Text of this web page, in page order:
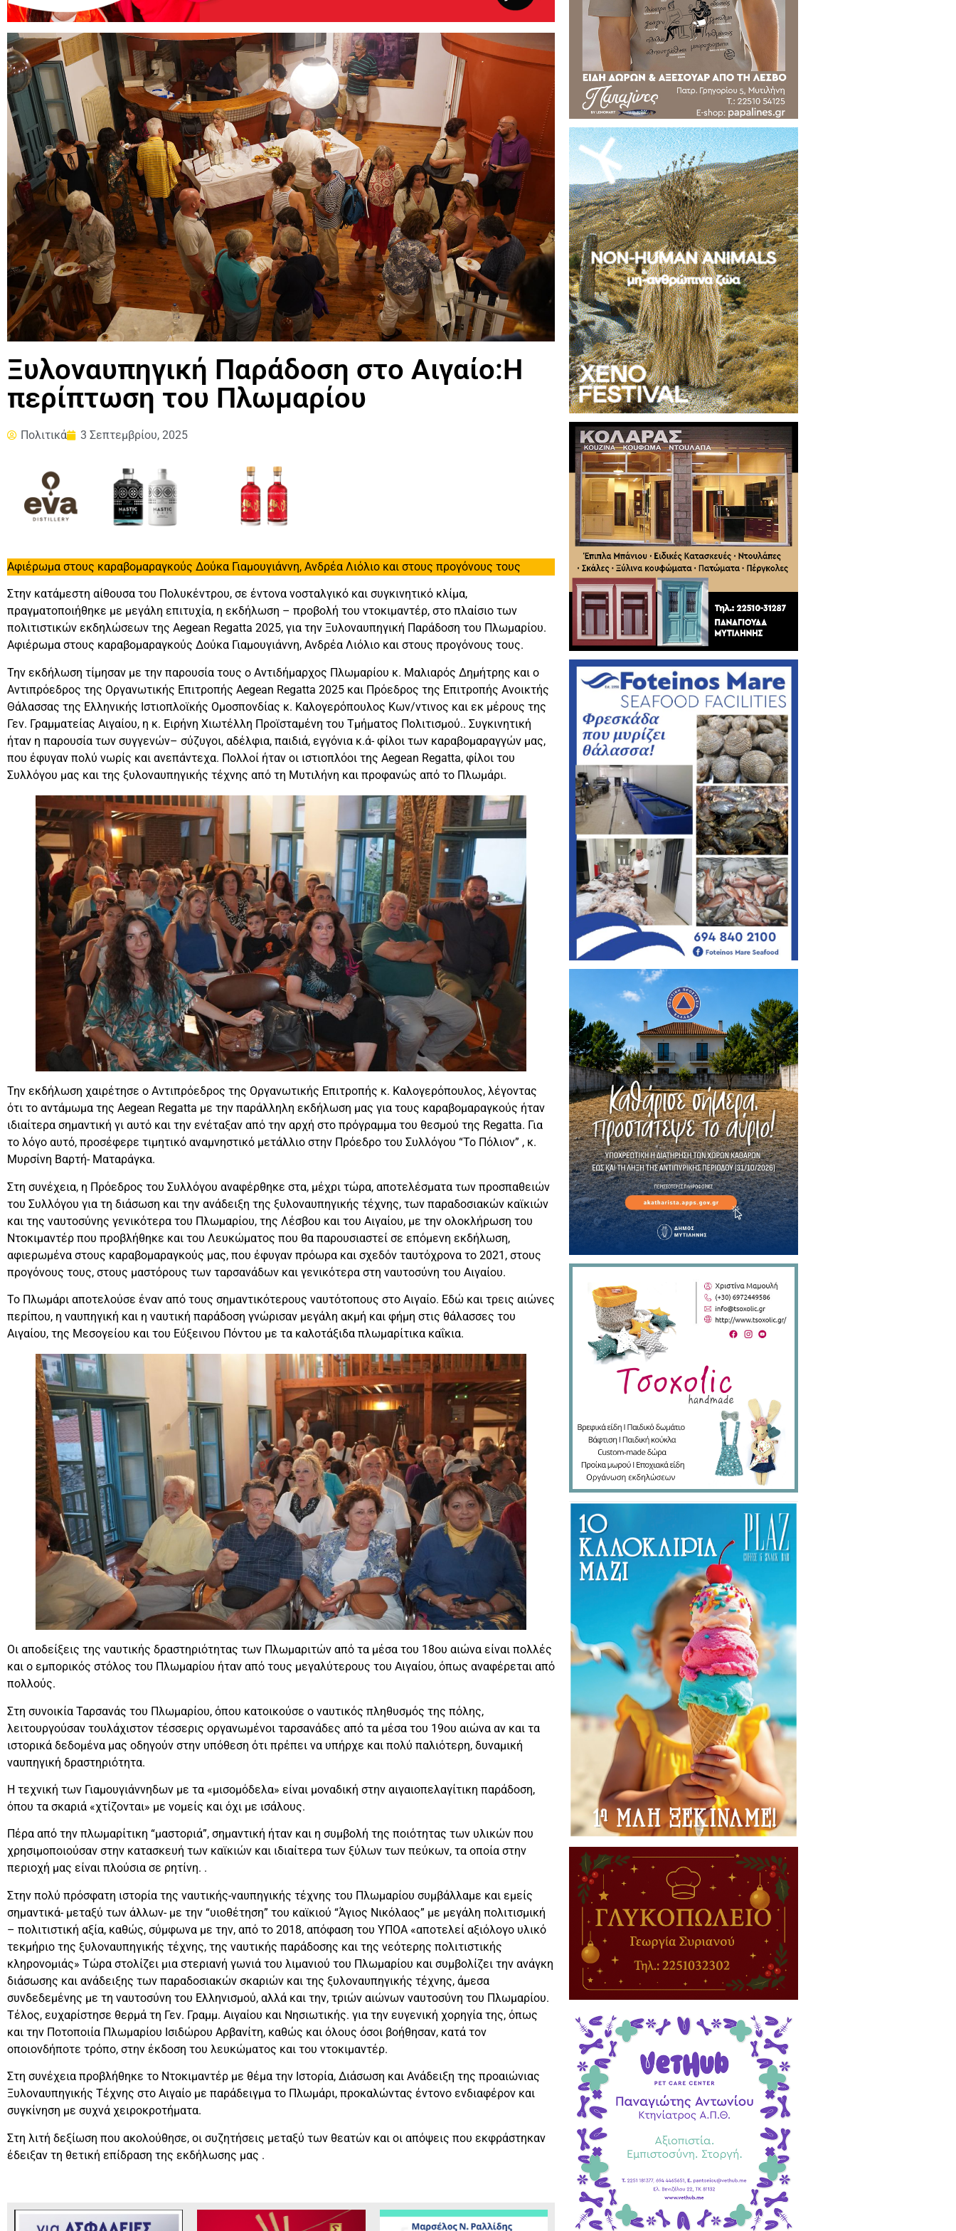
Ξυλοναυπηγική Παράδοση στο Αιγαίο:Η
περίπτωση του Πλωμαρίου
Πολιτικά 3 Σεπτεμβρίου, 2025
Αφιέρωμα στους καραβομαραγκούς Δούκα Γιαμουγιάννη, Ανδρέα Λιόλιο και στους προγόνους τους
Στην κατάμεστη αίθουσα του Πολυκέντρου, σε έντονα νοσταλγικό και συγκινητικό κλίμα,
πραγματοποιήθηκε με μεγάλη επιτυχία, η εκδήλωση – προβολή του ντοκιμαντέρ, στο πλαίσιο των
πολιτιστικών εκδηλώσεων της Aegean Regatta 2025, για την Ξυλοναυπηγική Παράδοση του Πλωμαρίου.
Αφιέρωμα στους καραβομαραγκούς Δούκα Γιαμουγιάννη, Ανδρέα Λιόλιο και στους προγόνους τους.
Την εκδήλωση τίμησαν με την παρουσία τους ο Αντιδήμαρχος Πλωμαρίου κ. Μαλιαρός Δημήτρης και ο
Αντιπρόεδρος της Οργανωτικής Επιτροπής Aegean Regatta 2025 και Πρόεδρος της Επιτροπής Ανοικτής
Θάλασσας της Ελληνικής Ιστιοπλοϊκής Ομοσπονδίας κ. Καλογερόπουλος Κων/ντινος και εκ μέρους της
Γεν. Γραμματείας Αιγαίου, η κ. Ειρήνη Χιωτέλλη Προϊσταμένη του Τμήματος Πολιτισμού.. Συγκινητική
ήταν η παρουσία των συγγενών– σύζυγοι, αδέλφια, παιδιά, εγγόνια κ.ά- φίλοι των καραβομαραγγών μας,
που έφυγαν πολύ νωρίς και ανεπάντεχα. Πολλοί ήταν οι ιστιοπλόοι της Aegean Regatta, φίλοι του
Συλλόγου μας και της ξυλοναυπηγικής τέχνης από τη Μυτιλήνη και προφανώς από το Πλωμάρι.
Την εκδήλωση χαιρέτησε ο Αντιπρόεδρος της Οργανωτικής Επιτροπής κ. Καλογερόπουλος, λέγοντας
ότι το αντάμωμα της Aegean Regatta με την παράλληλη εκδήλωση μας για τους καραβομαραγκούς ήταν
ιδιαίτερα σημαντική γι αυτό και την ενέταξαν από την αρχή στο πρόγραμμα του θεσμού της Regatta. Για
το λόγο αυτό, προσέφερε τιμητικό αναμνηστικό μετάλλιο στην Πρόεδρο του Συλλόγου “Το Πόλιον” , κ.
Μυρσίνη Βαρτή- Ματαράγκα.
Στη συνέχεια, η Πρόεδρος του Συλλόγου αναφέρθηκε στα, μέχρι τώρα, αποτελέσματα των προσπαθειών
του Συλλόγου για τη διάσωση και την ανάδειξη της ξυλοναυπηγικής τέχνης, των παραδοσιακών καϊκιών
και της ναυτοσύνης γενικότερα του Πλωμαρίου, της Λέσβου και του Αιγαίου, με την ολοκλήρωση του
Ντοκιμαντέρ που προβλήθηκε και του Λευκώματος που θα παρουσιαστεί σε επόμενη εκδήλωση,
αφιερωμένα στους καραβομαραγκούς μας, που έφυγαν πρόωρα και σχεδόν ταυτόχρονα το 2021, στους
προγόνους τους, στους μαστόρους των ταρσανάδων και γενικότερα στη ναυτοσύνη του Αιγαίου.
Το Πλωμάρι αποτελούσε έναν από τους σημαντικότερους ναυτότοπους στο Αιγαίο. Εδώ και τρεις αιώνες
περίπου, η ναυπηγική και η ναυτική παράδοση γνώρισαν μεγάλη ακμή και φήμη στις θάλασσες του
Αιγαίου, της Μεσογείου και του Εύξεινου Πόντου με τα καλοτάξιδα πλωμαρίτικα καΐκια.
Οι αποδείξεις της ναυτικής δραστηριότητας των Πλωμαριτών από τα μέσα του 18ου αιώνα είναι πολλές
και ο εμπορικός στόλος του Πλωμαρίου ήταν από τους μεγαλύτερους του Αιγαίου, όπως αναφέρεται από
πολλούς.
Στη συνοικία Ταρσανάς του Πλωμαρίου, όπου κατοικούσε ο ναυτικός πληθυσμός της πόλης,
λειτουργούσαν τουλάχιστον τέσσερις οργανωμένοι ταρσανάδες από τα μέσα του 19ου αιώνα αν και τα
ιστορικά δεδομένα μας οδηγούν στην υπόθεση ότι πρέπει να υπήρχε και πολύ παλιότερη, δυναμική
ναυπηγική δραστηριότητα.
Η τεχνική των Γιαμουγιάννηδων με τα «μισομόδελα» είναι μοναδική στην αιγαιοπελαγίτικη παράδοση,
όπου τα σκαριά «χτίζονται» με νομείς και όχι με ισάλους.
Πέρα από την πλωμαρίτικη “μαστοριά”, σημαντική ήταν και η συμβολή της ποιότητας των υλικών που
χρησιμοποιούσαν στην κατασκευή των καϊκιών και ιδιαίτερα των ξύλων των πεύκων, τα οποία στην
περιοχή μας είναι πλούσια σε ρητίνη. .
Στην πολύ πρόσφατη ιστορία της ναυτικής-ναυπηγικής τέχνης του Πλωμαρίου συμβάλλαμε και εμείς
σημαντικά- μεταξύ των άλλων- με την “υιοθέτηση” του καϊκιού “Άγιος Νικόλαος” με μεγάλη πολιτισμική
– πολιτιστική αξία, καθώς, σύμφωνα με την, από το 2018, απόφαση του ΥΠΟΑ «αποτελεί αξιόλογο υλικό
τεκμήριο της ξυλοναυπηγικής τέχνης, της ναυτικής παράδοσης και της νεότερης πολιτιστικής
κληρονομιάς» Τώρα στολίζει μια στεριανή γωνιά του λιμανιού του Πλωμαρίου και συμβολίζει την ανάγκη
διάσωσης και ανάδειξης των παραδοσιακών σκαριών και της ξυλοναυπηγικής τέχνης, άμεσα
συνδεδεμένης με τη ναυτοσύνη του Ελληνισμού, αλλά και την, τριών αιώνων ναυτοσύνη του Πλωμαρίου.
Τέλος, ευχαρίστησε θερμά τη Γεν. Γραμμ. Αιγαίου και Νησιωτικής. για την ευγενική χορηγία της, όπως
και την Ποτοποιία Πλωμαρίου Ισιδώρου Αρβανίτη, καθώς και όλους όσοι βοήθησαν, κατά τον
οποιονδήποτε τρόπο, στην έκδοση του λευκώματος και του ντοκιμαντέρ.
Στη συνέχεια προβλήθηκε το Ντοκιμαντέρ με θέμα την Ιστορία, Διάσωση και Ανάδειξη της προαιώνιας
Ξυλοναυπηγικής Τέχνης στο Αιγαίο με παράδειγμα το Πλωμάρι, προκαλώντας έντονο ενδιαφέρον και
συγκίνηση με συχνά χειροκροτήματα.
Στη λιτή δεξίωση που ακολούθησε, οι συζητήσεις μεταξύ των θεατών και οι απόψεις που εκφράστηκαν
έδειξαν τη θετική επίδραση της εκδήλωσης μας .